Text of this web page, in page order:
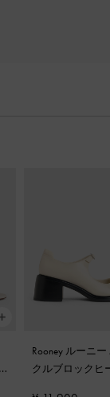
Rooney ルーニ
クルブロックヒ